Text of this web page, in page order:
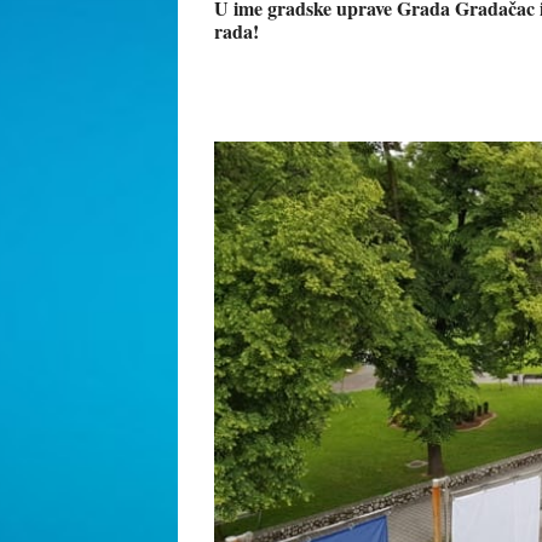
U ime gradske uprave Grada
rada!